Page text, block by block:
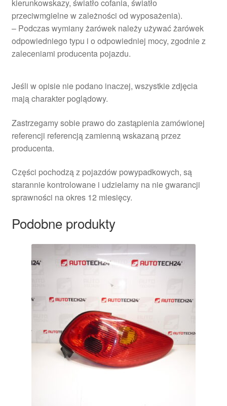
kierunkowskazy, światło cofania, światło
przeciwmgielne w zależności od wyposażenia).
– Podczas wymiany żarówek należy używać żarówek
odpowiedniego typu i o odpowiedniej mocy, zgodnie z
zaleceniami producenta pojazdu.
Jeśli w opisie nie podano inaczej, wszystkie zdjęcia
mają charakter poglądowy.
Zastrzegamy sobie prawo do zastąpienia zamówionej
referencji referencją zamienną wskazaną przez
producenta.
Części pochodzą z pojazdów powypadkowych, są
starannie kontrolowane i udzielamy na nie gwarancji
sprawności na okres 12 miesięcy.
Podobne produkty